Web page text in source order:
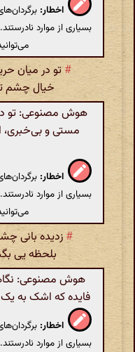
اخطار:
بسیاری از موارد
# تو در میان
خیال چشم
هوش مصنوعی: تو
مستی و بی‌خبری،
اخطار:
بسیاری از موارد
# زدیده بانی
بلحظه یی
هوش مصنوعی:
فایده که اشک به یک
اخطار:
بسیاری از موارد